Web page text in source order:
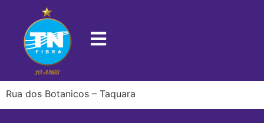
22723-575
Rua dos Botanicos – Taquara